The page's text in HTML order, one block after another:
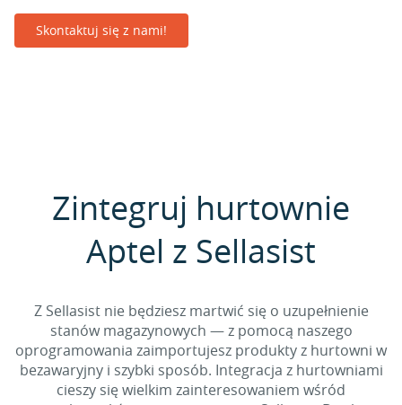
Skontaktuj się z nami!
Zintegruj hurtownie
Aptel z Sellasist
Z Sellasist nie będziesz martwić się o uzupełnienie
stanów magazynowych — z pomocą naszego
oprogramowania zaimportujesz produkty z hurtowni w
bezawaryjny i szybki sposób. Integracja z hurtowniami
cieszy się wielkim zainteresowaniem wśród